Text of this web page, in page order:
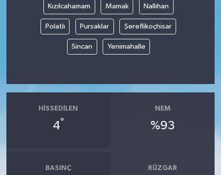
Kızılcahamam Mamak Nallıhan
Polatlı Pursaklar Şereflikoçhisar
Sincan Yenimahalle
HISSEDILEN
4°
NEM
%93
BASINÇ RÜZGAR